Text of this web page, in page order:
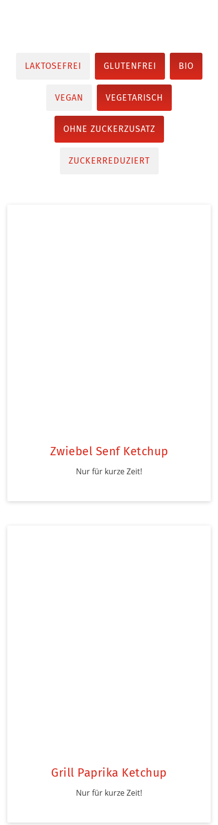
LAKTOSEFREI GLUTENFREI BIO
VEGAN VEGETARISCH
OHNE ZUCKERZUSATZ
ZUCKERREDUZIERT
Zwiebel Senf Ketchup
Nur für kurze Zeit!
Grill Paprika Ketchup
Nur für kurze Zeit!